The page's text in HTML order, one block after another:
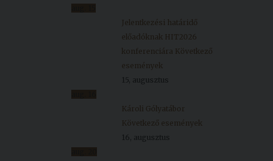
Jelentkezési határidő
előadóknak HIT2026
konferenciára Következő
események
15, augusztus
Károli Gólyatábor
Következő események
16, augusztus